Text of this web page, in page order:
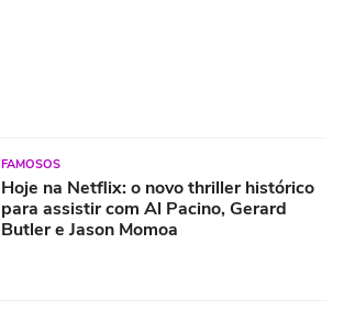
FAMOSOS
Hoje na Netflix: o novo thriller histórico
para assistir com Al Pacino, Gerard
Butler e Jason Momoa